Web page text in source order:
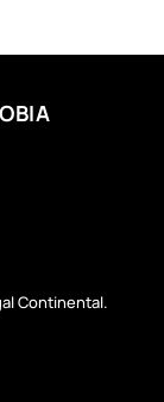
Continental.